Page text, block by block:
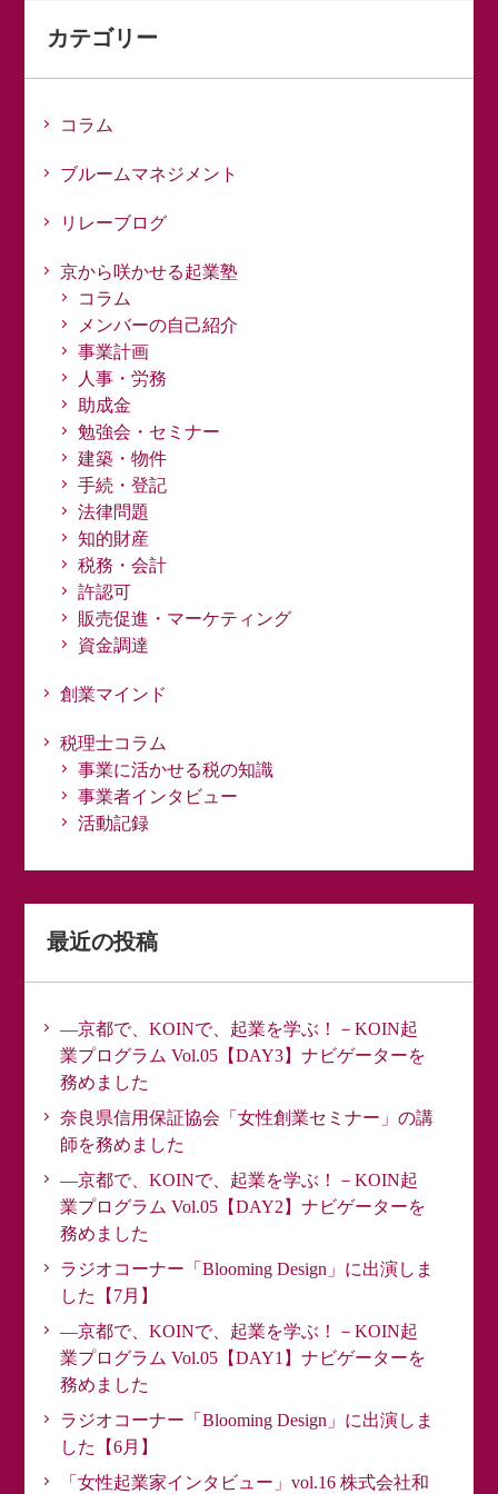
カテゴリー
コラム
ブルームマネジメント
リレーブログ
京から咲かせる起業塾
コラム
メンバーの自己紹介
事業計画
人事・労務
助成金
勉強会・セミナー
建築・物件
手続・登記
法律問題
知的財産
税務・会計
許認可
販売促進・マーケティング
資金調達
創業マインド
税理士コラム
事業に活かせる税の知識
事業者インタビュー
活動記録
最近の投稿
―京都で、KOINで、起業を学ぶ！－KOIN起
業プログラム Vol.05【DAY3】ナビゲーターを
務めました
奈良県信用保証協会「女性創業セミナー」の講
師を務めました
―京都で、KOINで、起業を学ぶ！－KOIN起
業プログラム Vol.05【DAY2】ナビゲーターを
務めました
ラジオコーナー「Blooming Design」に出演しま
した【7月】
―京都で、KOINで、起業を学ぶ！－KOIN起
業プログラム Vol.05【DAY1】ナビゲーターを
務めました
ラジオコーナー「Blooming Design」に出演しま
した【6月】
「女性起業家インタビュー」vol.16 株式会社和